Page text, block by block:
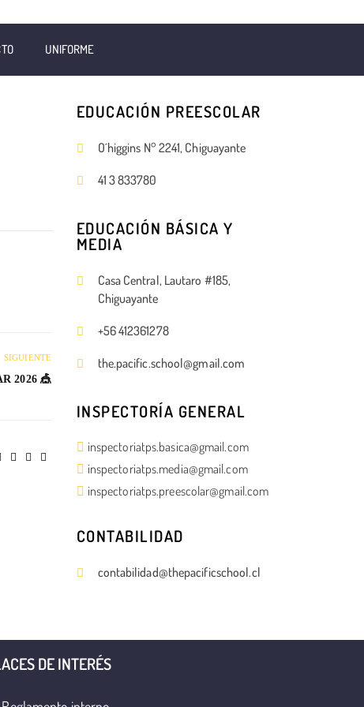
UNIFORME
SIGUIENTE
2026 🎪
EDUCACIÓN PREESCOLAR
O´higgins N° 2241, Chiguayante
41 3 833780
EDUCACIÓN BÁSICA Y
MEDIA
Casa Central, Lautaro #185,
Chiguayante
+56 412361278
the.pacific.school@gmail.com
INSPECTORÍA GENERAL
inspectoriatps.basica@gmail.com
inspectoriatps.media@gmail.com
inspectoriatps.preescolar@gmail.com
CONTABILIDAD
contabilidad@thepacificschool.cl
DE INTERÉS